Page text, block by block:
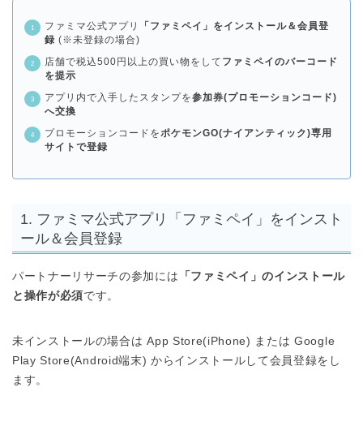
ファミマ公式アプリ
「ファミペイ」をインストール＆会員登
録 (※未登録の場合)
店舗で税込500円以上の買い物をして ファミペイのバーコード
を提示
アプリ内で入手したスタンプを参加券(プロモーションコード)
へ交換
プロモーションコードを ポケモンGO(ナイアンティック)専用
サイトで登録
1. ファミマ公式アプリ「ファミペイ」をインスト
ール＆会員登録
パートナーリサーチの参加には
「ファミペイ」のインストール
と操作が必須です。
未インストールの場合は App Store(iPhone) または Google
Play Store(Android端末) からインストールして会員登録をし
ます。